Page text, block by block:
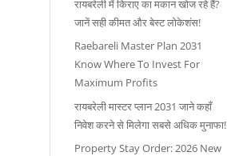
रायबरेली में किराए का मकान खोज रहे हैं?
जानें सही कीमत और बेस्ट लोकेशंस!
Raebareli Master Plan 2031
Know Where To Invest For
Maximum Profits
रायबरेली मास्टर प्लान 2031 जाने कहाँ
निवेश करने से मिलेगा सबसे अधिक मुनाफा!
Property Stay Order: 2026 New